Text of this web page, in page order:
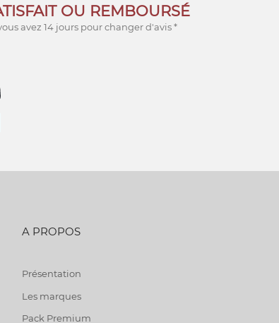
OU REMBOURSÉ
avez 14 jours pour changer d'avis *
A PROPOS
Présentation
Les marques
Pack Premium